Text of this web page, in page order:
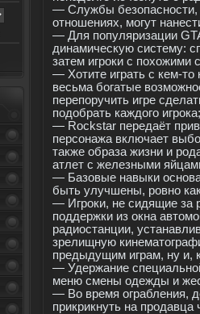
— Службы безопасности,
отношениях, могут
— Для популяризации
динамическую систему:
затем игроки с похожими
— Хотите играть с кем-то
весьма богатые
перепоручить игре
подобрать каждого игрока;
— Rockstar передаёт
персонажа включает
также образа жизни и
атлет с железными
— Базовые навыки
быть улучшены, ровно
— Игроки, не сидящие за
поддержки из окна
радиостанции,
зрелищную
предыдущим играм, ну и,
— Удержание
меню смены одежды и
— Во время ограбления,
прикрикнуть на